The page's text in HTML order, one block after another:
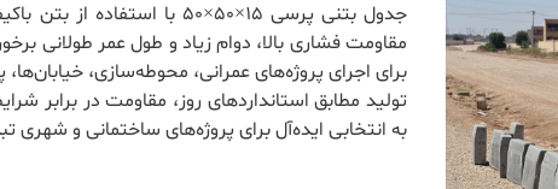
جدول بتنی پرسی ۱۵×۵۰×۵۰ با
مقاومت فشاری بالا، دوام زیاد و طول عمر طولانی
برای اجرای پروژه‌های عمرانی، محوطه‌سازی،
تولید مطابق استانداردهای روز، مقاومت در برابر
به انتخابی ایده‌آل برای پروژه‌های ساختمانی و شهری